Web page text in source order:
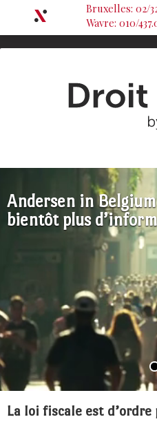
Andersen in
bientôt plus
La loi fiscale est d’ordre
Bruxelles: 02/
Wavre: 010/